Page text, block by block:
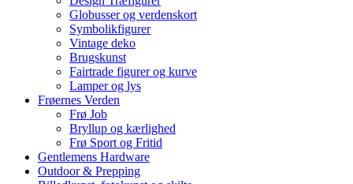
Globusser og verdenskort
Symbolikfigurer
Vintage deko
Brugskunst
Fairtrade figurer og kurve
Lamper og lys
Frøernes Verden
Frø Job
Bryllup og kærlighed
Frø Sport og Fritid
Gentlemens Hardware
Outdoor & Prepping